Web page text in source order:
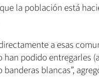
la población está
a esas
podido entregarles
blancas”,